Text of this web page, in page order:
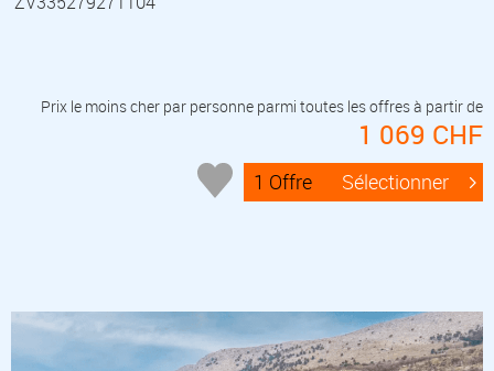
Prix le moins cher par personne parmi toutes les offres à partir de
1 069 CHF
1 Offre Sélectionner